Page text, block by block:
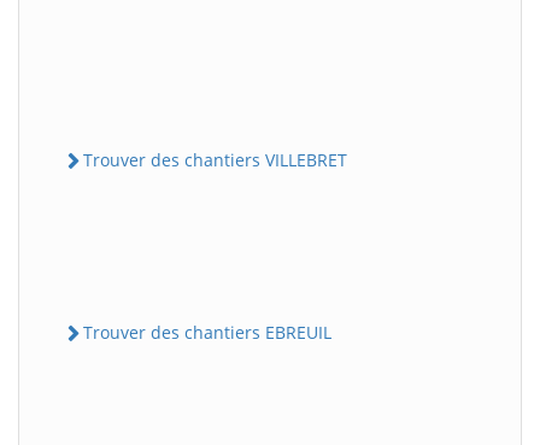
Trouver des chantiers VILLEBRET
Trouver des chantiers EBREUIL